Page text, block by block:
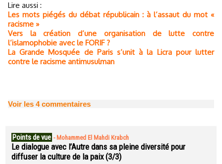
Lire aussi :
Les mots piégés du débat républicain : à l’assaut du mot «
racisme »
Vers la création d’une organisation de lutte contre
l’islamophobie avec le FORIF ?
La Grande Mosquée de Paris s’unit à la Licra pour lutter
contre le racisme antimusulman
Voir les 4commentaires
Points de vue - Mohammed El Mahdi Krabch
Le dialogue avec l’Autre dans sa pleine diversité pour
diffuser la culture de la paix (3/3)